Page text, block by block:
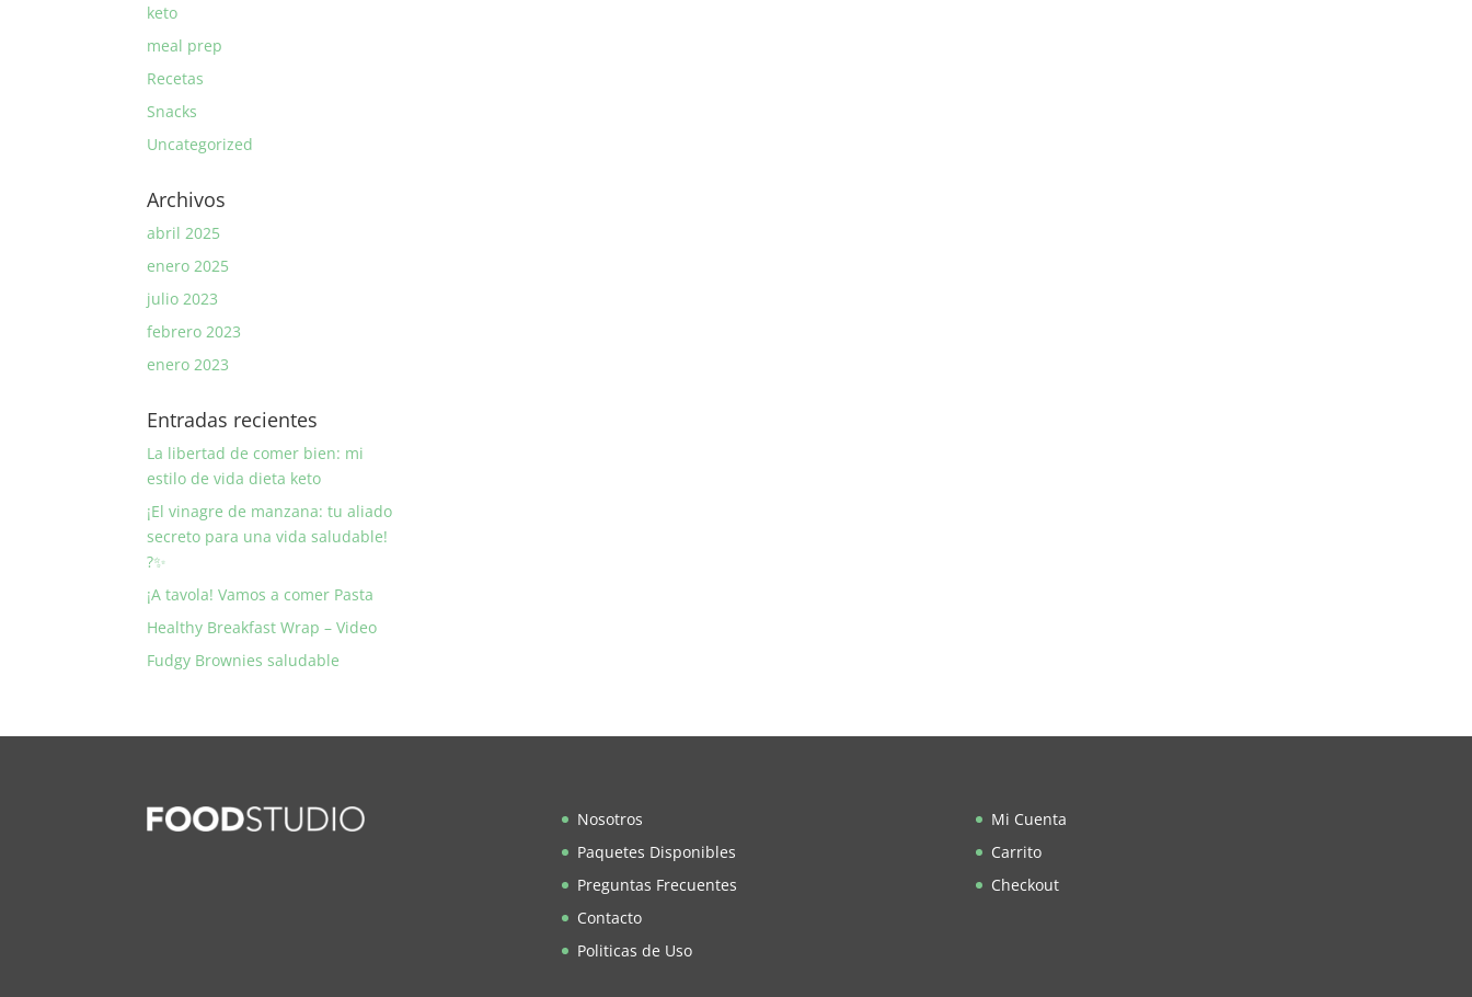
keto
meal prep
Recetas
Snacks
Uncategorized
Archivos
abril 2025
enero 2025
julio 2023
febrero 2023
enero 2023
Entradas recientes
La libertad de comer bien: mi
estilo de vida dieta keto
¡El vinagre de manzana: tu aliado
secreto para una vida saludable!
?✨
¡A tavola! Vamos a comer Pasta
Healthy Breakfast Wrap – Video
Fudgy Brownies saludable
Nosotros
Paquetes Disponibles
Preguntas Frecuentes
Contacto
Politicas de Uso
Mi Cuenta
Carrito
Checkout